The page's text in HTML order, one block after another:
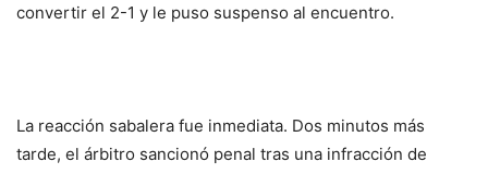
convertir el 2-1 y le puso suspenso al encuentro.
La reacción sabalera fue inmediata. Dos minutos más
tarde, el árbitro sancionó penal tras una infracción de